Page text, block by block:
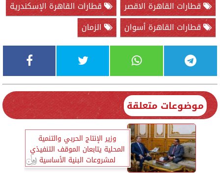
قطارات القاهرة الاقصر
قطارات القاهرة الإسكندرية
قطارات القاهرة أسوان
الزمان
موضوعات متعلقة
وزير الإنتاج الحربي والتنمية
المحلية يتابعان الموقف التنفيذي
لمشروعات البنية الأساسية
لمنظومة المخلفات